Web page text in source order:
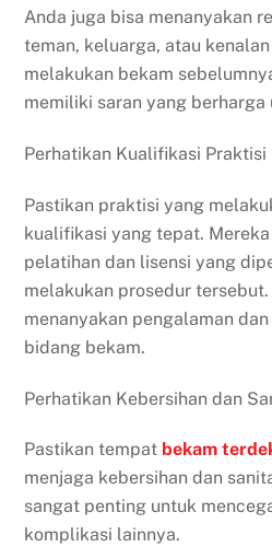
Anda juga bisa menanyakan
teman, keluarga, atau
melakukan bekam
memiliki saran yang berharga
Perhatikan Kualifikasi Praktisi
Pastikan praktisi yang
kualifikasi yang tepat.
pelatihan dan lisensi yang
melakukan prosedur
menanyakan pengalaman
bidang bekam.
Perhatikan Kebersihan dan
Pastikan tempat bekam
menjaga kebersihan dan
sangat penting untuk
komplikasi lainnya.